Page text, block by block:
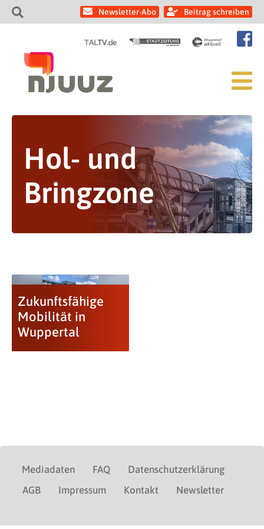
Newsletter-Abo Beitrag schreiben
Hol- und
Bringzone
Zukunftsfähige
Mobilität in
Wuppertal
Mediadaten FAQ
Datenschutzerklärung
AGB
Impressum Kontakt Newsletter